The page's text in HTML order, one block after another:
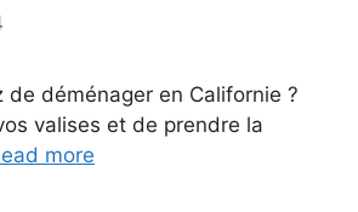
de déménager en Californie ?
valises et de prendre la
more